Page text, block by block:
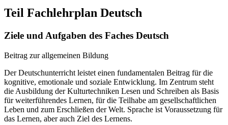
Teil Fachlehrplan Deutsch
Ziele und Aufgaben des Faches Deutsch
Beitrag zur allgemeinen Bildung
Der Deutschunterricht leistet einen fundamentalen Beitrag für die
kognitive, emotionale und soziale Entwicklung. Im Zentrum steht
die Ausbildung der Kulturtechniken Lesen und Schreiben als Basis
für weiterführendes Lernen, für die Teilhabe am gesellschaftlichen
Leben und zum Erschließen der Welt. Sprache ist Voraussetzung für
das Lernen, aber auch Ziel des Lernens.